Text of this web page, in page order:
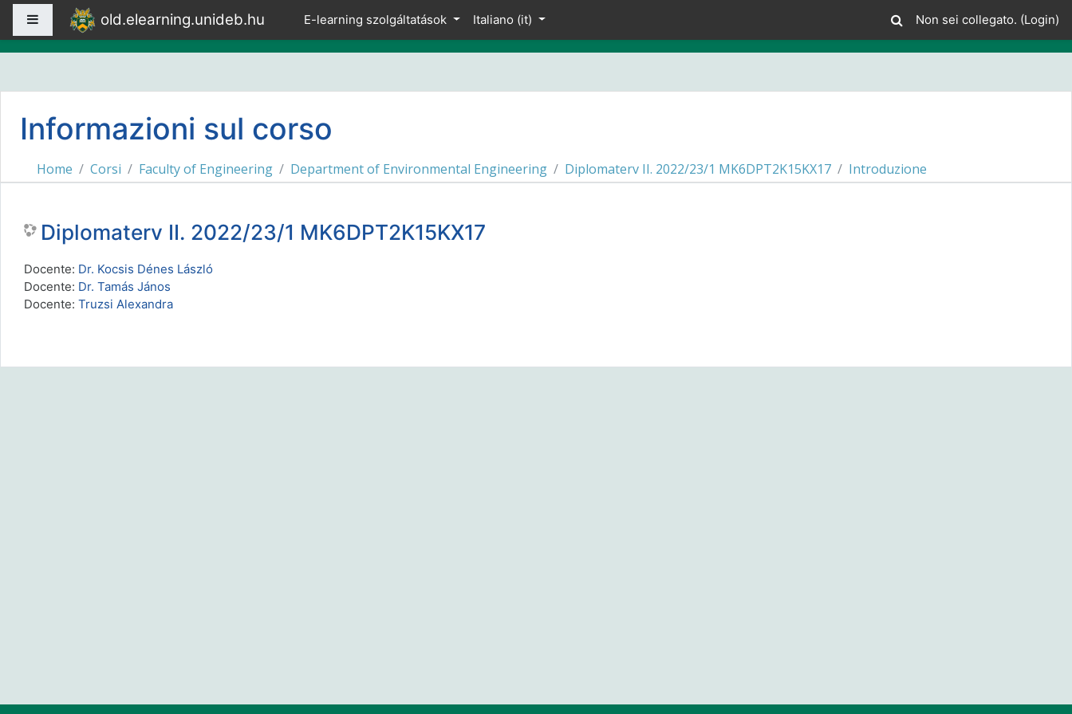
Vai al contenuto principale
Pannello lateraleold.elearning.unideb.hu E-learning szolgáltatások Italiano ‎(it)‎ Non sei collegato. (Login)
Informazioni sul corso
Home Corsi Faculty of Engineering Department of Environmental Engineering Diplomaterv II. 2022/23/1 MK6DPT2K15KX17 Introduzione
Diplomaterv II. 2022/23/1 MK6DPT2K15KX17
Docente: Dr. Kocsis Dénes László
Docente: Dr. Tamás János
Docente: Truzsi Alexandra